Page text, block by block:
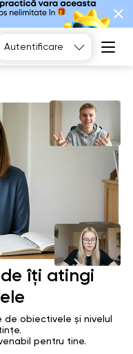
Autentificare
îți atingi
obiectivele și nivelul
pentru tine.
Alegeți